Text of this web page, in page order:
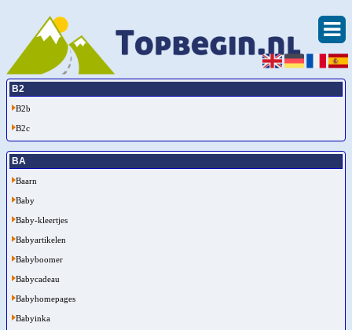
B2
B2b
B2c
BA
Baarn
Baby
Baby-kleertjes
Babyartikelen
Babyboomer
Babycadeau
Babyhomepages
Babyinka